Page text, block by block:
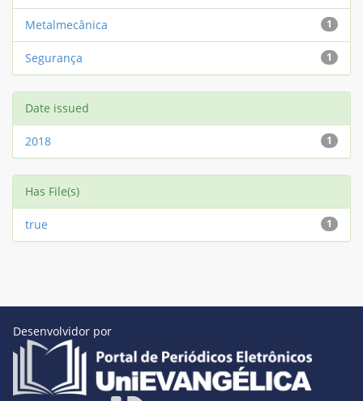
1
Metalmecânica
1
Segurança
Date issued
1
2018
Has File(s)
1
true
Desenvolvidor por